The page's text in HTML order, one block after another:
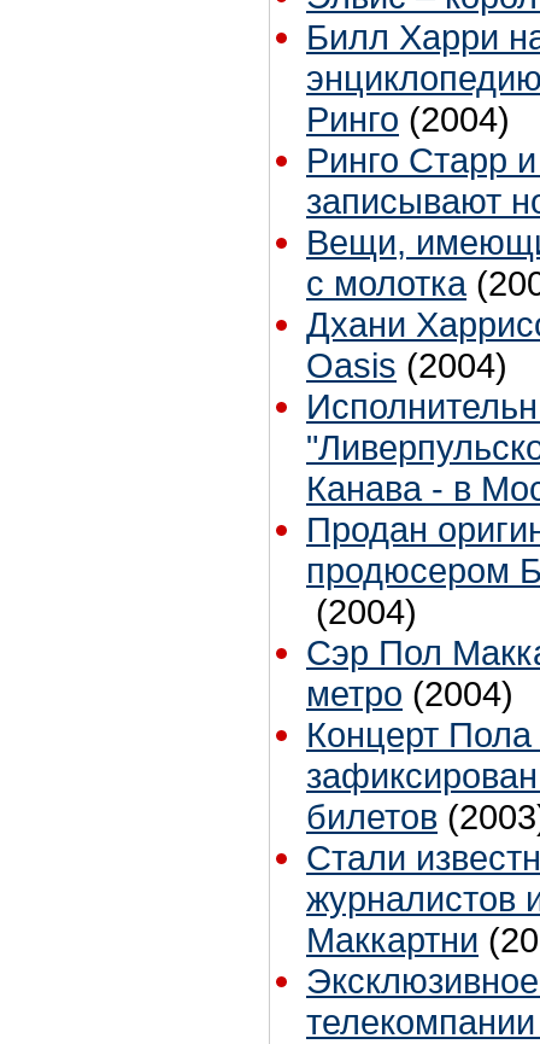
Билл Харри
Ринго (2004)
Ринго Старр
записывают
Вещи,
с молотка
Дхани
Oasis (2004)
Канава - в
Продан
продюсером
(2004)
Сэр Пол
метро (2004)
Концерт
билетов
Стали
журналистов
Маккартни